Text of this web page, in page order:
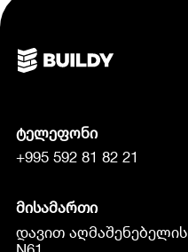
ტელეფონი
+995 592 81 82 21
მისამართი
დავით აღმაშენებელის